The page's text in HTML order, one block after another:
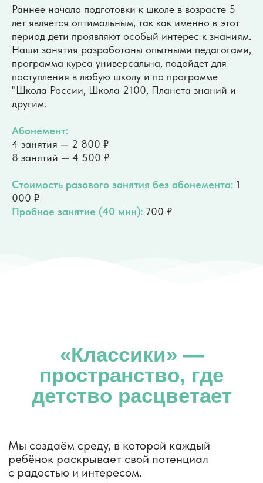
Раннее начало подготовки к школе в возрасте 5
лет является оптимальным, так как именно в этот
период дети проявляют особый интерес к знаниям.
Наши занятия разработаны опытными педагогами,
программа курса универсальна, подойдет для
поступления в любую школу и по программе
"Школа России, Школа 2100, Планета знаний и
другим.
Абонемент:
4 занятия — 2 800 ₽
8 занятий — 4 500 ₽
Стоимость разового занятия без абонемента: 1
000 ₽
Пробное занятие (40 мин): 700 ₽
Мы создаём среду, в которой каждый
ребёнок раскрывает свой потенциал
с радостью и интересом.
Почему выбирают нас?
Безопасность
— пространство студии продумано до
мелочей с помощью индийской науки о